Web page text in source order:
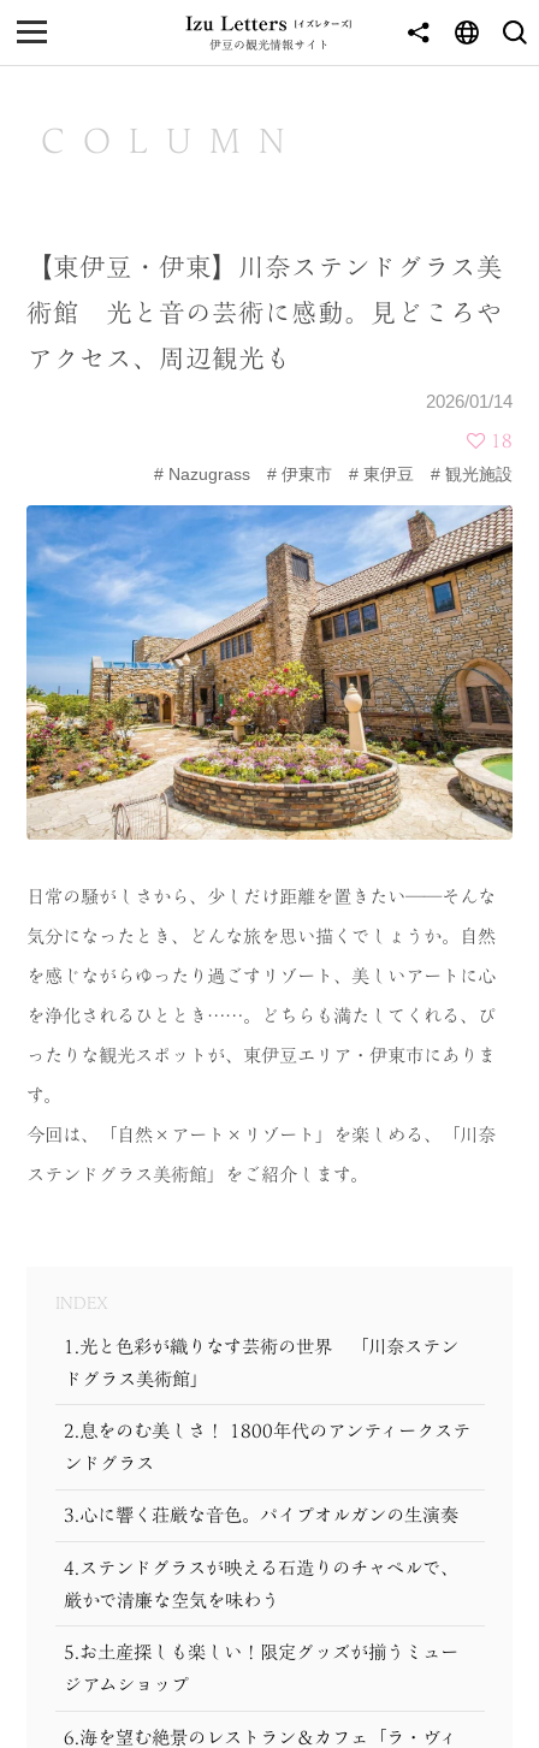
伊豆の観光情報サイト
MENU
NEWS
東伊豆
CATEGORY
海 岬
温泉 花
池・滝・川 山・公園・棚田
町並み 観光施設
動物と触れ合える場所 カフェ・スイーツ
神社仏閣 食
人 洞窟・島
体験
ABOUT
MODEL COURSE
EVENT
COLUMN
COLUMN
【東伊豆・伊東】川奈ステンドグラス美
術館 光と音の芸術に感動。見どころや
アクセス、周辺観光も
2026/01/14
18
Nazugrass
伊東市 東伊豆 観光施設
日常の騒がしさから、少しだけ距離を置きたい──そんな
気分になったとき、どんな旅を思い描くでしょうか。自然
を感じながらゆったり過ごすリゾート、美しいアートに心
を浄化されるひととき……。どちらも満たしてくれる、ぴ
ったりな観光スポットが、東伊豆エリア・伊東市にありま
す。
今回は、「自然×アート×リゾート」を楽しめる、「川奈
ステンドグラス美術館」をご紹介します。
INDEX
1.光と色彩が織りなす芸術の世界 「川奈ステン
ドグラス美術館」
2.息をのむ美しさ！ 1800年代のアンティークステ
ンドグラス
3.心に響く荘厳な音色。パイプオルガンの生演奏
4.ステンドグラスが映える石造りのチャペルで、
厳かで清廉な空気を味わう
5.お土産探しも楽しい！限定グッズが揃うミュー
ジアムショップ
6.海を望む絶景のレストラン＆カフェ「ラ・ヴィ